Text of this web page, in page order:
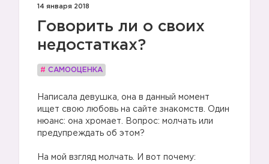
14 января 2018
Говорить ли о своих
недостатках?
# САМООЦЕНКА
Написала девушка, она в данный момент
ищет свою любовь на сайте знакомств. Один
нюанс: она хромает. Вопрос: молчать или
предупреждать об этом?
На мой взгляд молчать. И вот почему: